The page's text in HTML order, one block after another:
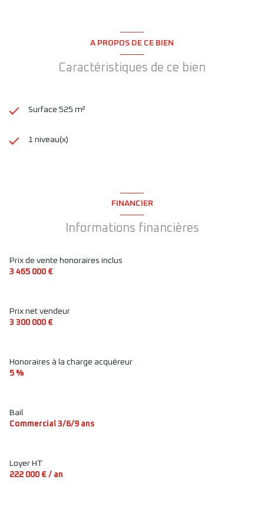
A PROPOS DE CE BIEN
Caractéristiques de ce bien
Surface 525 m²
1 niveau(x)
FINANCIER
Informations financières
Prix de vente honoraires inclus
3 465 000 €
Prix net vendeur
3 300 000 €
Honoraires à la charge acquéreur
5 %
Bail
Commercial 3/6/9 ans
Loyer HT
222 000 € / an